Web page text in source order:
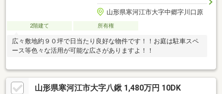
山形県寒河江市大字中郷字川口原
2階建て 所有権
広々敷地約９０坪で日当たり良好な物件です！！お庭は駐車スペ
ース等色々な活用が可能な広さがありますよ！！
山形県寒河江市大字八鍬 1,480万円 10DK